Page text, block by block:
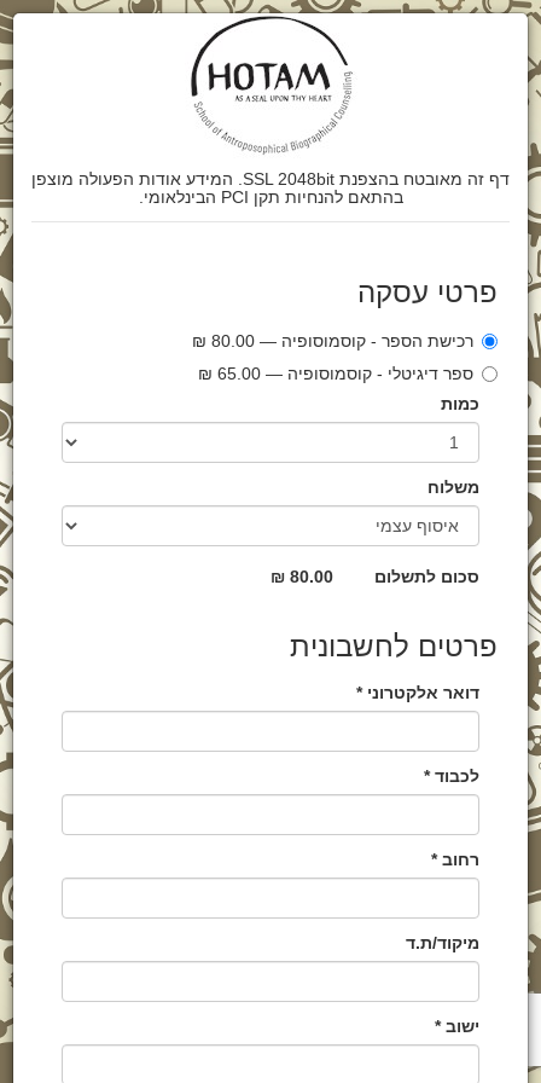
דף זה מאובטח בהצפנת SSL 2048bit. המידע אודות הפעולה מוצפן
בהתאם להנחיות תקן PCI הבינלאומי.
פרטי עסקה
רכישת הספר - קוסמוסופיה — 80.00 ₪
ספר דיגיטלי - קוסמוסופיה — 65.00 ₪
כמות
משלוח
סכום לתשלום 80.00 ₪
פרטים לחשבונית
דואר אלקטרוני *
לכבוד *
רחוב *
מיקוד/ת.ד
ישוב *